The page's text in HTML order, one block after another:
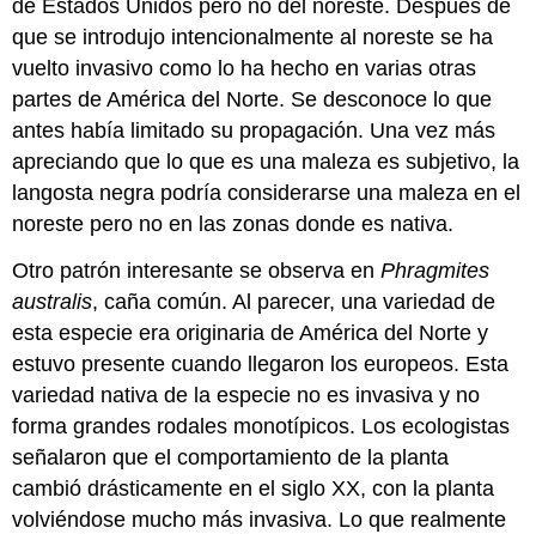
de Estados Unidos pero no del noreste. Después de
que se introdujo intencionalmente al noreste se ha
vuelto invasivo como lo ha hecho en varias otras
partes de América del Norte. Se desconoce lo que
antes había limitado su propagación. Una vez más
apreciando que lo que es una maleza es subjetivo, la
langosta negra podría considerarse una maleza en el
noreste pero no en las zonas donde es nativa.
Otro patrón interesante se observa enPhragmites
australis, caña común. Al parecer, una variedad de
esta especie era originaria de América del Norte y
estuvo presente cuando llegaron los europeos. Esta
variedad nativa de la especie no es invasiva y no
forma grandes rodales monotípicos. Los ecologistas
señalaron que el comportamiento de la planta
cambió drásticamente en el siglo XX, con la planta
volviéndose mucho más invasiva. Lo que realmente